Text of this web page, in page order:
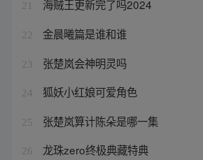
21 海贼王更新完了吗2024
22 金晨曦篇是谁和谁
23 张楚岚会神明灵吗
24 狐妖小红娘可爱角色
25 张楚岚算计陈朵是哪一集
26 龙珠zero终极典藏特典